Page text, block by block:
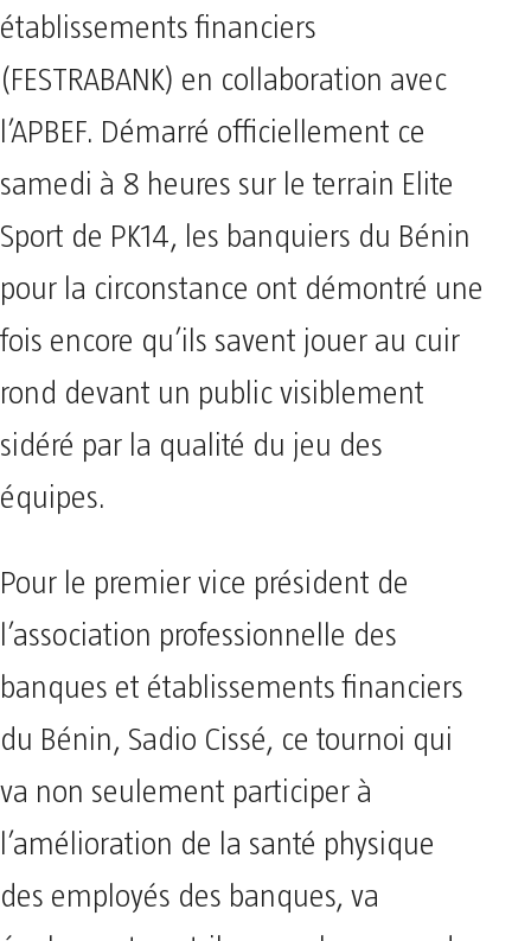
établissements financiers
(FESTRABANK) en collaboration avec
l’APBEF. Démarré officiellement ce
samedi à 8 heures sur le terrain Elite
Sport de PK14, les banquiers du Bénin
pour la circonstance ont démontré une
fois encore qu’ils savent jouer au cuir
rond devant un public visiblement
sidéré par la qualité du jeu des
équipes.
Pour le premier vice président de
l’association professionnelle des
banques et établissements financiers
du Bénin, Sadio Cissé, ce tournoi qui
va non seulement participer à
l’amélioration de la santé physique
des employés des banques, va